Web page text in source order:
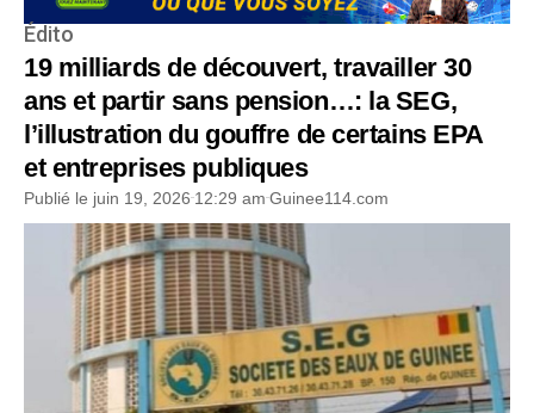
Édito
19 milliards de découvert, travailler 30
ans et partir sans pension…: la SEG,
l’illustration du gouffre de certains EPA
et entreprises publiques
Publié le juin 19, 2026 12:29 am Guinee114.com